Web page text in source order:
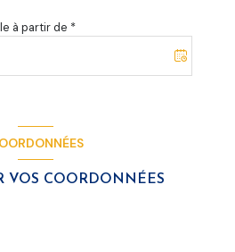
à partir de *
VOS COORDONNÉES